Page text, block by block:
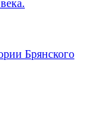
Брянского